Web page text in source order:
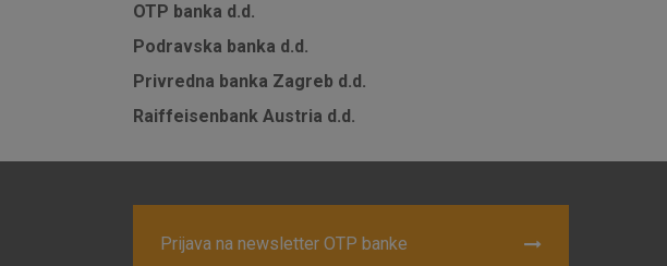
OTP banka d.d.
Podravska banka d.d.
Privredna banka Zagreb d.d.
Raiffeisenbank Austria d.d.
Prijava na newsletter OTP banke